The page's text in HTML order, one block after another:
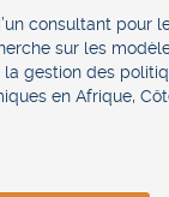
consultant pour
sur les
la gestion des
en Afrique,